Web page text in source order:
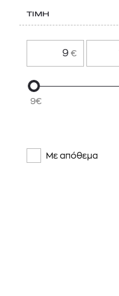
ΤΙΜΗ
€
9€
Με απόθεμα